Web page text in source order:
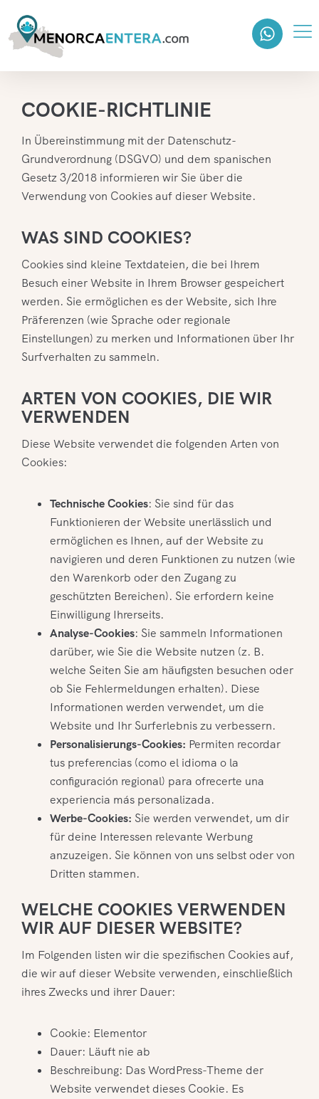
COOKIE-RICHTLINIE
In Übereinstimmung mit der Datenschutz-
Grundverordnung (DSGVO) und dem spanischen
Gesetz 3/2018 informieren wir Sie über die
Verwendung von Cookies auf dieser Website.
WAS SIND COOKIES?
Cookies sind kleine Textdateien, die bei Ihrem
Besuch einer Website in Ihrem Browser gespeichert
werden. Sie ermöglichen es der Website, sich Ihre
Präferenzen (wie Sprache oder regionale
Einstellungen) zu merken und Informationen über Ihr
Surfverhalten zu sammeln.
ARTEN VON COOKIES, DIE WIR
VERWENDEN
Diese Website verwendet die folgenden Arten von
Cookies:
Technische Cookies: Sie sind für das
Funktionieren der Website unerlässlich und
ermöglichen es Ihnen, auf der Website zu
navigieren und deren Funktionen zu nutzen (wie
den Warenkorb oder den Zugang zu
geschützten Bereichen). Sie erfordern keine
Einwilligung Ihrerseits.
Analyse-Cookies: Sie sammeln Informationen
darüber, wie Sie die Website nutzen (z. B.
welche Seiten Sie am häufigsten besuchen oder
ob Sie Fehlermeldungen erhalten). Diese
Informationen werden verwendet, um die
Website und Ihr Surferlebnis zu verbessern.
Personalisierungs-Cookies: Permiten recordar
tus preferencias (como el idioma o la
configuración regional) para ofrecerte una
experiencia más personalizada.
Werbe-Cookies: Sie werden verwendet, um dir
für deine Interessen relevante Werbung
anzuzeigen. Sie können von uns selbst oder von
Dritten stammen.
WELCHE COOKIES VERWENDEN
WIR AUF DIESER WEBSITE?
Im Folgenden listen wir die spezifischen Cookies auf,
die wir auf dieser Website verwenden, einschließlich
ihres Zwecks und ihrer Dauer:
Cookie: Elementor
Dauer: Läuft nie ab
Beschreibung: Das WordPress-Theme der
Website verwendet dieses Cookie. Es